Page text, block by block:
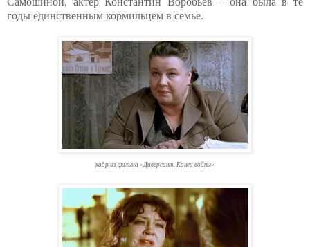
годы единственным кормильцем в семье.
кадр из фильма «Диверсант. Конец войны»